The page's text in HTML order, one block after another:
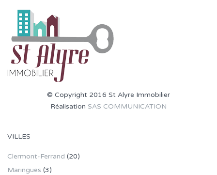
© Copyright 2016 St Alyre Immobilier
Réalisation SAS COMMUNICATION
VILLES
Clermont-Ferrand (20)
Maringues (3)